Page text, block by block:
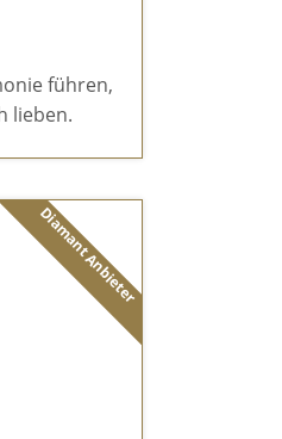
führen,
lieben.
Diamant Anbieter